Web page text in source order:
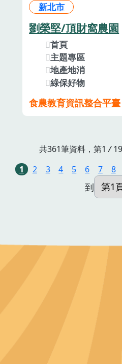
新北市
劉榮堅/頂財窩農園
首頁
主題專區
地產地消
綠保好物
食農教育資訊整合平臺
共361筆資料，第1 /
1
2 3 4 5 6 7 8
到